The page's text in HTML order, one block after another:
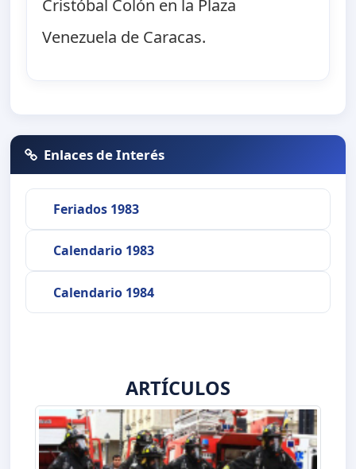
Cristóbal Colón en la Plaza
Venezuela de Caracas.
Enlaces de Interés
Feriados 1983
Calendario 1983
Calendario 1984
ARTÍCULOS